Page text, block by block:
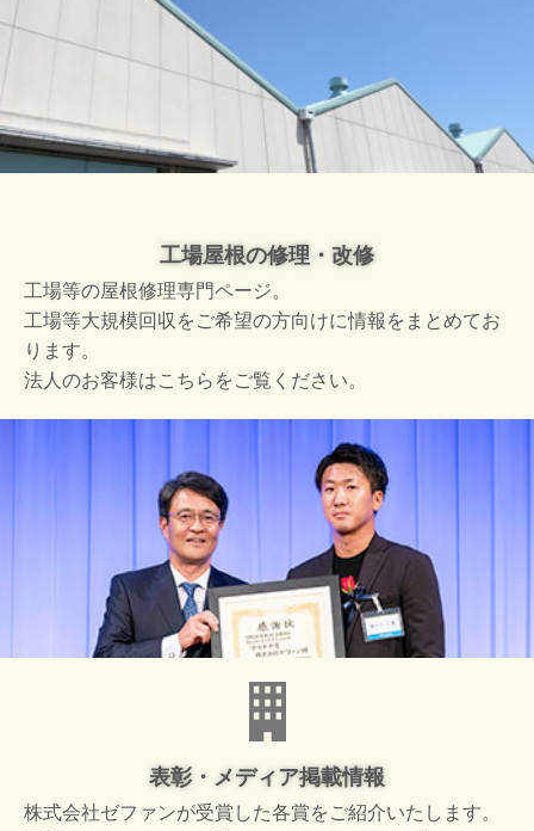
工場屋根の修理・改修
工場等の屋根修理専門ページ。
工場等大規模回収をご希望の方向けに情報をまとめてお
ります。
法人のお客様はこちらをご覧ください。
表彰・メディア掲載情報
株式会社ゼファンが受賞した各賞をご紹介いたします。